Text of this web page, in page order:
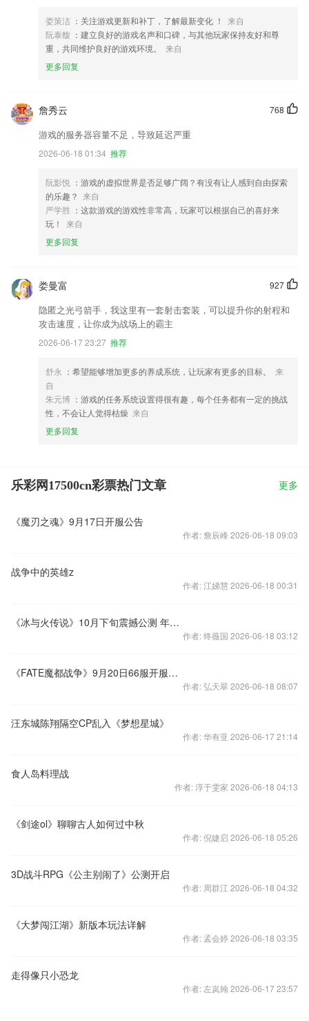
娄策洁 ：关注游戏更新和补丁，了解最新变化 ！
来自
阮泰馥 ：建立良好的游戏名声和口碑，与其他玩家保持友好和尊
重，共同维护良好的游戏环境。
来自
更多回复
768
詹秀云
游戏的服务器容量不足，导致延迟严重
2026-06-18 01:34 推荐
阮影悦 ：游戏的虚拟世界是否足够广阔？有没有让人感到自由探索
的乐趣？ 来自
严学胜 ：这款游戏的游戏性非常高，玩家可以根据自己的喜好来
玩！
来自
更多回复
927
娄曼富
隐匿之光弓箭手，我这里有一套射击套装，可以提升你的射程和
攻击速度，让你成为战场上的霸主
2026-06-17 23:27 推荐
舒永 ：希望能够增加更多的养成系统，让玩家有更多的目标。
来
自
朱元博 ：游戏的任务系统设置得很有趣，每个任务都有一定的挑战
性，不会让人觉得枯燥 来自
更多回复
乐彩网17500cn彩票热门文章 更多
《魔刃之魂》9月17日开服公告
作者: 詹辰峰 2026-06-18 09:03
战争中的英雄z
作者: 江娣慧 2026-06-18 00:31
《冰与火传说》10月下旬震撼公测 年度最佳塔防史诗巨作
作者: 终薇国 2026-06-18 03:12
《FATE魔都战争》9月20日66服开服公告
作者: 弘天翠 2026-06-18 08:07
汪东城陈翔隔空CP乱入《梦想星城》
作者: 华有亚 2026-06-17 21:14
食人岛料理战
作者: 淳于雯家 2026-06-18 04:13
《剑途ol》聊聊古人如何过中秋
作者: 倪婕启 2026-06-18 05:26
3D战斗RPG《公主别闹了》公测开启
作者: 周群江 2026-06-18 04:32
《大梦闯江湖》新版本玩法详解
作者: 孟会婷 2026-06-18 03:35
走得像只小恐龙
作者: 左岚翰 2026-06-17 23:57